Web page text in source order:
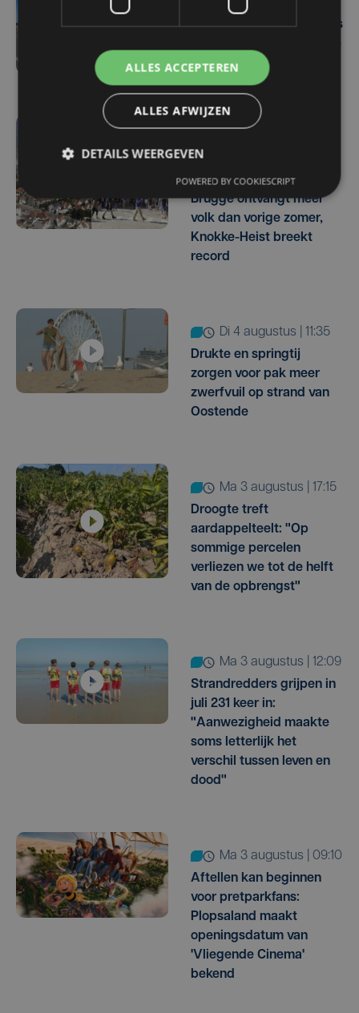
onder vuur voor subsidies
aan luchthaven Oostende
en Deurne
Toeristen vinden de weg
naar West-Vlaanderen:
Brugge ontvangt meer
volk dan vorige zomer,
Knokke-Heist breekt
record
di 4 augustus | 11:35
Drukte en springtij
zorgen voor pak meer
zwerfvuil op strand van
Oostende
ma 3 augustus | 17:15
Droogte treft
aardappelteelt: "Op
sommige percelen
verliezen we tot de helft
van de opbrengst"
ma 3 augustus | 12:09
Strandredders grijpen in
juli 231 keer in:
"Aanwezigheid maakte
soms letterlijk het
verschil tussen leven en
dood"
ma 3 augustus | 09:10
Aftellen kan beginnen
voor pretparkfans:
Plopsaland maakt
openingsdatum van
'Vliegende Cinema'
bekend
ALLES ACCEPTEREN
ALLES AFWIJZEN
DETAILS WEERGEVEN
POWERED BY COOKIESCRIPT